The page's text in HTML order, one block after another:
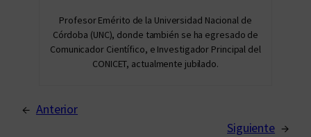
Profesor Emérito de la Universidad Nacional de
Córdoba (UNC), donde también se ha egresado de
Comunicador Científico, e Investigador Principal del
CONICET, actualmente jubilado.
← Anterior
Siguiente →